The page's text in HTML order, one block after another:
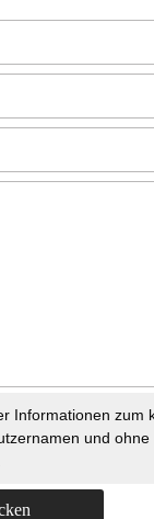
Informationen zum
und